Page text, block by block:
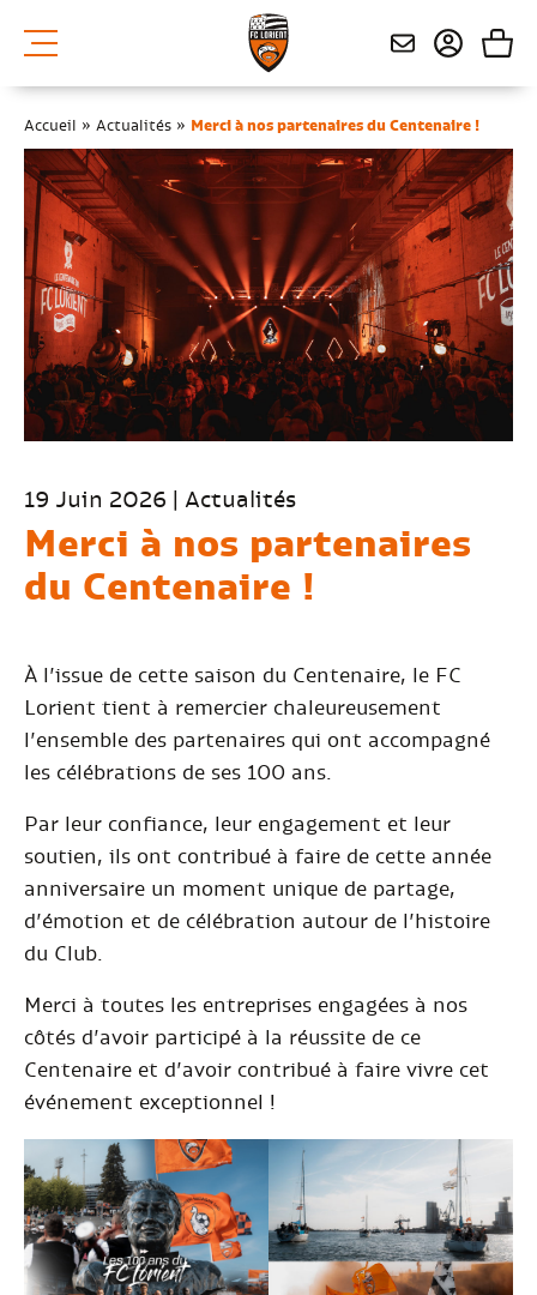
Accueil » Actualités » Merci à nos partenaires du Centenaire !
19 Juin 2026 | Actualités
Merci à nos partenaires
du Centenaire !
À l’issue de cette saison du Centenaire, le FC
Lorient tient à remercier chaleureusement
l’ensemble des partenaires qui ont accompagné
les célébrations de ses 100 ans.
Par leur confiance, leur engagement et leur
soutien, ils ont contribué à faire de cette année
anniversaire un moment unique de partage,
d’émotion et de célébration autour de l’histoire
du Club.
Merci à toutes les entreprises engagées à nos
côtés d’avoir participé à la réussite de ce
Centenaire et d’avoir contribué à faire vivre cet
événement exceptionnel !